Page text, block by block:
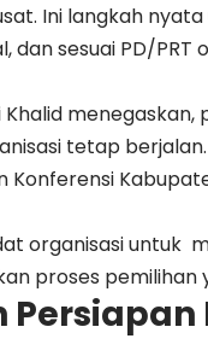
Ini langkah
sesuai PD/PRT
tetap
Konferensi
organisasi untuk
proses pemilihan